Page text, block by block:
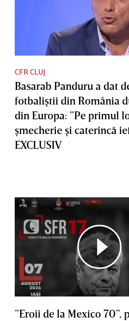
CFR CLUJ
Basarab Panduru a dat
fotbaliştii din România
din Europa: ”Pe primul
şmecherie şi caterincă
EXCLUSIV
”Eroii de la Mexico 70”,